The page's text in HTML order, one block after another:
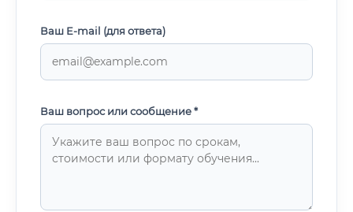
Ваш E-mail (для ответа)
Ваш вопрос или сообщение *